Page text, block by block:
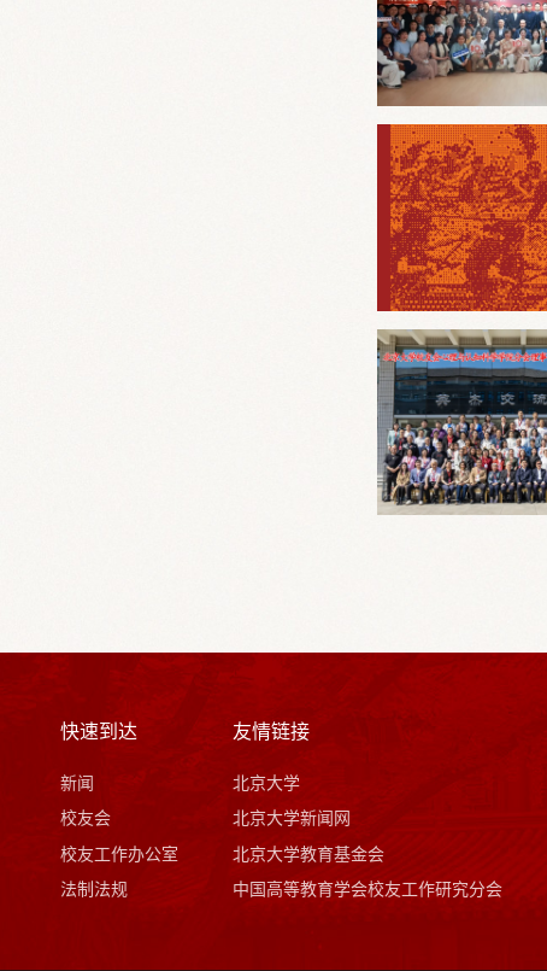
快速到达
新闻
校友会
校友工作办公室
法制法规
友情链接
北京大学
北京大学新闻网
北京大学教育基金会
中国高等教育学会校友工作研究分会